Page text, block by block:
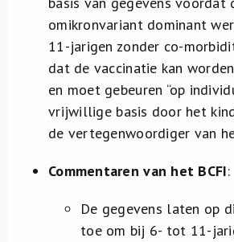
omikronvariant dominant
11-jarigen zonder co-
dat de vaccinatie kan worden
en moet gebeuren “op
vrijwillige basis door het
de vertegenwoordiger van
Commentaren van het BCFI:
De gegevens laten op
toe om bij 6- tot 11-